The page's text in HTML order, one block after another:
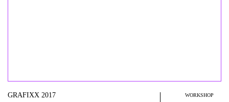
GRAFIXX 2017 WORKSHOP